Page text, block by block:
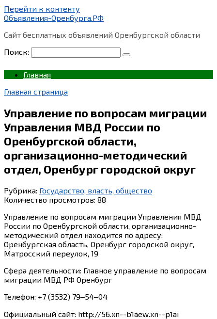
Перейти к контенту
Объявления-Оренбурга.РФ
Сайт бесплатных объявлений Оренбургской области
Поиск:
Главная
Главная страница
Управление по вопросам миграции
Управления МВД России по
Оренбургской области,
организационно-методический
отдел, Оренбург городской округ
Рубрика: Государство, власть, общество
Количество просмотров: 88
Управление по вопросам миграции Управления МВД
России по Оренбургской области, организационно-
методический отдел находится по адресу:
Оренбургская область, Оренбург городской округ,
Матросский переулок, 19
Сфера деятельности: Главное управление по вопросам
миграции МВД РФ Оренбург
Телефон: +7 (3532) 79‒54‒04
Официальный сайт: http://56.xn--b1aew.xn--p1ai